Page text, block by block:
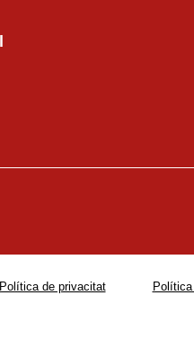
Política de privacitat